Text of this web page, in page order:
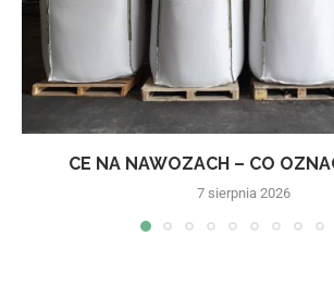
CE NA NAWOZACH – CO
7 sierpnia 2026